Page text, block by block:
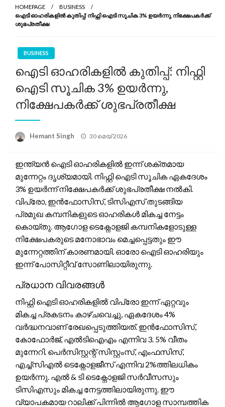
HOMEPAGE
BUSINESS
ഐടി ഓഹരികളിൽ കുതിപ്പ്: നിഫ്റ്റി ഐടി സൂചിക 3% ഉയർന്നു, നിക്ഷേപകർക്ക്
ശുഭപ്രതീക്ഷ
BUSINESS
ഐടി ഓഹരികളിൽ കുതിപ്പ്: നിഫ്റ്റി
ഐടി സൂചിക 3% ഉയർന്നു,
നിക്ഷേപകർക്ക് ശുഭപ്രതീക്ഷ
Hemant Singh
Posted
30 മെയ്‌ 2026
ഇന്ത്യൻ ഐടി ഓഹരികളിൽ ഇന്ന് ശക്തമായ
മുന്നേറ്റം ദൃശ്യമായി. നിഫ്റ്റി ഐടി സൂചിക ഏകദേശം
3% ഉയർന്ന് നിക്ഷേപകർക്ക് ശുഭപ്രതീക്ഷ നൽകി.
വിപ്രോ, ഇൻഫോസിസ്, ടിസിഎസ് തുടങ്ങിയ
പ്രമുഖ കമ്പനികളുടെ ഓഹരികൾ മികച്ച നേട്ടം
കൊയ്തു. ആഗോള ടെക്നോളജി കമ്പനികളോടുള്ള
നിക്ഷേപകരുടെ മനോഭാവം മെച്ചപ്പെട്ടതും ഈ
മുന്നേറ്റത്തിന് കാരണമായി. ഓരോ ഐടി ഓഹരിയും
ഇന്ന് പോസിറ്റീവ് സോണിലായിരുന്നു.
പ്രധാന വിവരങ്ങൾ
നിഫ്റ്റി ഐടി ഓഹരികളിൽ വിപ്രോ ഇന്ന് ഏറ്റവും
മികച്ച പ്രകടനം കാഴ്ചവെച്ചു, ഏകദേശം 4%
വർദ്ധനവാണ് രേഖപ്പെടുത്തിയത്. ഇൻഫോസിസ്,
കോഫോർജ്, എൽടിഐഎം എന്നിവ 3. 5% വീതം
മുന്നേറി. പെർസിസ്റ്റന്റ് സിസ്റ്റംസ്, എംഫസിസ്,
എച്ച്സിഎൽ ടെക്നോളജീസ് എന്നിവ 2%ത്തിലധികം
ഉയർന്നു. എൽ & ടി ടെക്നോളജി സർവീസസും
ടിസിഎസും മികച്ച നേട്ടത്തിലായിരുന്നു. ഈ
വ്യാപകമായ റാലിക്ക് പിന്നിൽ ആഗോള സാമ്പത്തിക